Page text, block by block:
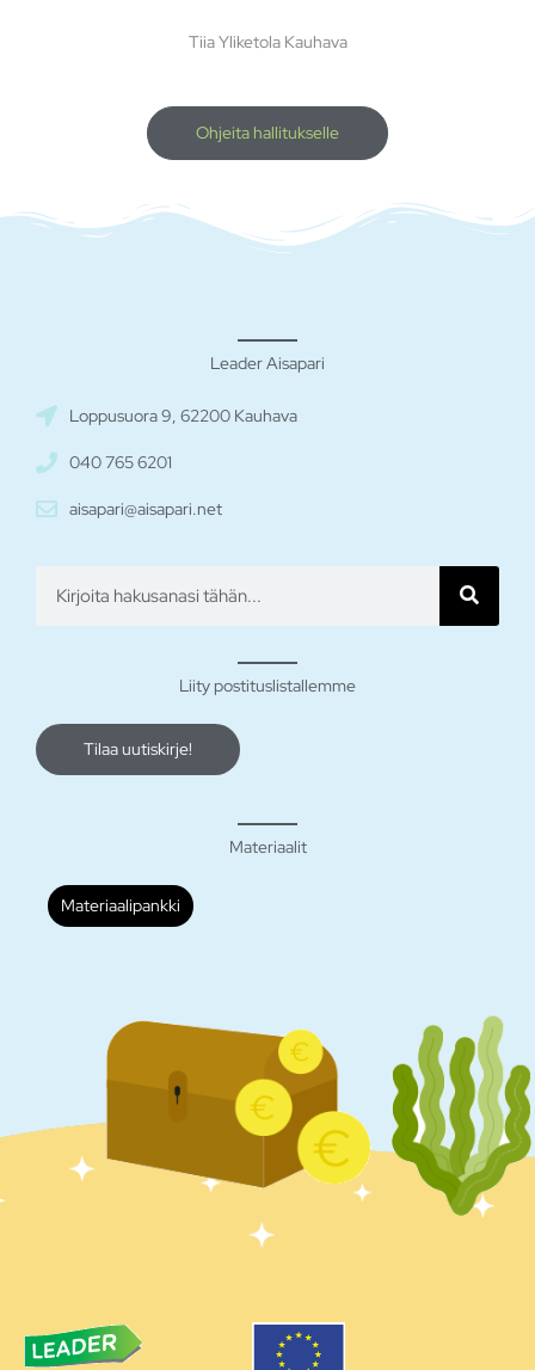
Tiia Yliketola Kauhava
Ohjeita hallitukselle
Leader Aisapari
Loppusuora 9, 62200 Kauhava
040 765 6201
aisapari@aisapari.net
Liity postituslistallemme
Tilaa uutiskirje!
Materiaalit
Materiaalipankki